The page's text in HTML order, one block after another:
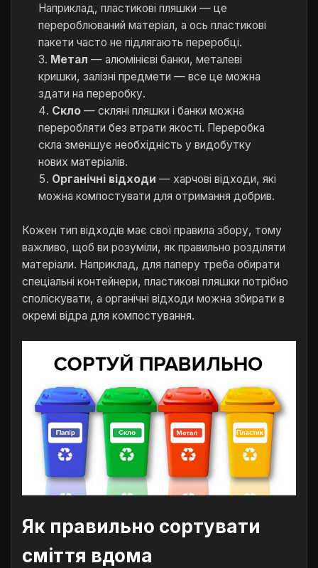
Наприклад, пластикові пляшки — це
перероблюваний матеріал, а ось пластикові
пакети часто не підлягають переробці.
Метал — алюмінієві банки, металеві
кришки, залізні предмети — все це можна
здати на переробку.
Скло — скляні пляшки і банки можна
переробляти без втрати якості. Переробка
скла зменшує необхідність у видобутку
нових матеріалів.
Органічні відходи — харчові відходи, які
можна компостувати для отримання добрив.
Кожен тип відходів має свої правила збору, тому
важливо, щоб ви розуміли, як правильно розділяти
матеріали. Наприклад, для паперу треба обирати
спеціальні контейнери, пластикові пляшки потрібно
споліскувати, а органічні відходи можна збирати в
окремі відра для компостування.
Як правильно сортувати
сміття вдома